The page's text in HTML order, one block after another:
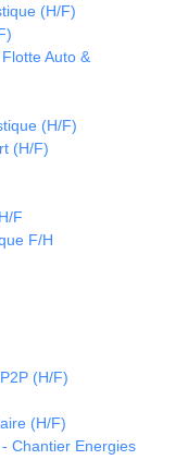
(H/F)
Auto &
(H/F)
(H/F)
F
F/H
(H/F)
(H/F)
Chantier Energies